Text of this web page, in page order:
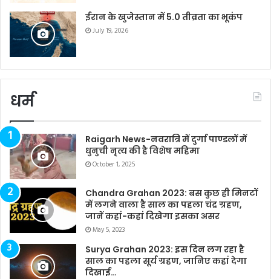
ईरान के खुजेस्तान में 5.0 तीव्रता का भूकंप
July 19, 2026
धर्म
Raigarh News-नवरात्रि में दुर्गा पाण्डलों में
धुनुची नृत्य की है विशेष महिमा
October 1, 2025
Chandra Grahan 2023: बस कुछ ही मिनटों
में लगने वाला है साल का पहला चंद्र ग्रहण,
जानें कहां-कहां दिखेगा इसका असर
May 5, 2023
Surya Grahan 2023: इस दिन लग रहा है
साल का पहला सूर्य ग्रहण, जानिए कहां देगा
दिखाई…